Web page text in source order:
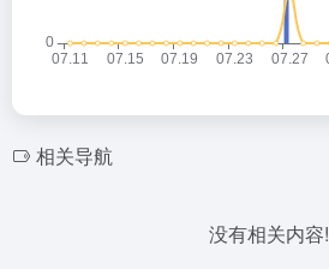
相关导航
没有相关内容!